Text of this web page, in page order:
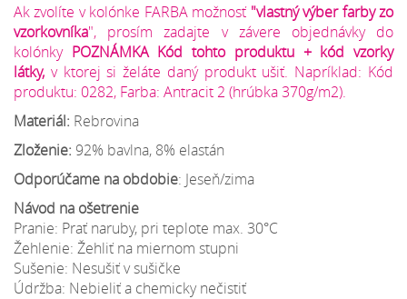
Ak zvolíte v kolónke FARBA možnosť "vlastný výber farby zo
vzorkovníka", prosím zadajte v závere objednávky do
kolónky POZNÁMKA Kód tohto produktu + kód vzorky
látky, v ktorej si želáte daný produkt ušiť. Napríklad: Kód
produktu: 0282, Farba: Antracit 2 (hrúbka 370g/m2).
Materiál: Rebrovina
Zloženie: 92% bavlna, 8% elastán
Odporúčame na obdobie: Jeseň/zima
Návod na ošetrenie
Pranie: Prať naruby, pri teplote max. 30°C
Žehlenie: Žehliť na miernom stupni
Sušenie: Nesušiť v sušičke
Údržba: Nebieliť a chemicky nečistiť